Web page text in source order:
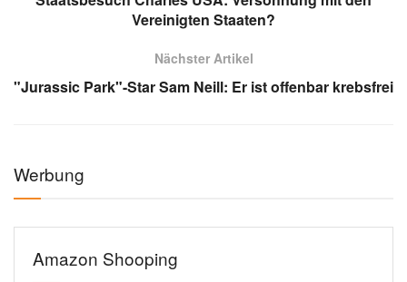
Vereinigten Staaten?
Nächster Artikel
"Jurassic Park"-Star Sam Neill: Er ist offenbar krebsfrei
Werbung
Amazon Shooping